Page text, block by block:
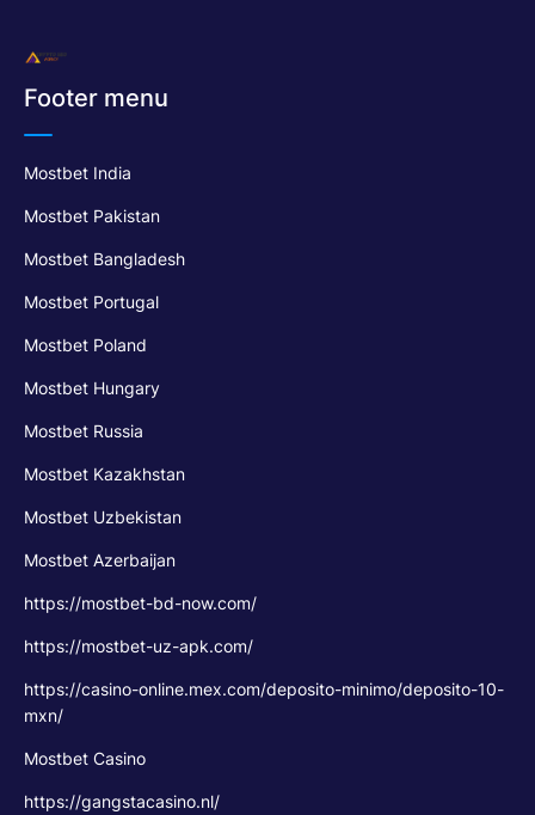
Footer menu
Mostbet India
Mostbet Pakistan
Mostbet Bangladesh
Mostbet Portugal
Mostbet Poland
Mostbet Hungary
Mostbet Russia
Mostbet Kazakhstan
Mostbet Uzbekistan
Mostbet Azerbaijan
https://mostbet-bd-now.com/
https://mostbet-uz-apk.com/
https://casino-online.mex.com/deposito-minimo/deposito-10-
mxn/
Mostbet Casino
https://gangstacasino.nl/